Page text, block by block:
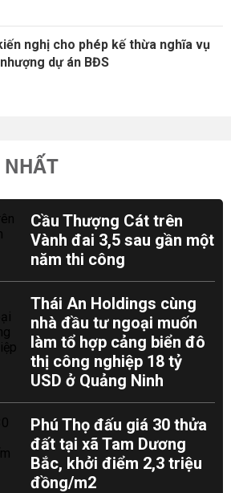
nghị cho phép kế thừa nghĩa vụ
dự án BĐS
Cầu Thượng Cát trên
Vành đai 3,5 sau gần một
năm thi công
Thái An Holdings cùng
nhà đầu tư ngoại muốn
làm tổ hợp cảng biển đô
thị công nghiệp 18 tỷ
USD ở Quảng Ninh
Phú Thọ đấu giá 30 thửa
đất tại xã Tam Dương
Bắc, khởi điểm 2,3 triệu
đồng/m2